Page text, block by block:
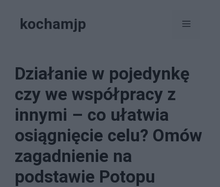
kochamjp Menu
Działanie w pojedynkę
czy we współpracy z
innymi – co ułatwia
osiągnięcie celu? Omów
zagadnienie na
podstawie Potopu